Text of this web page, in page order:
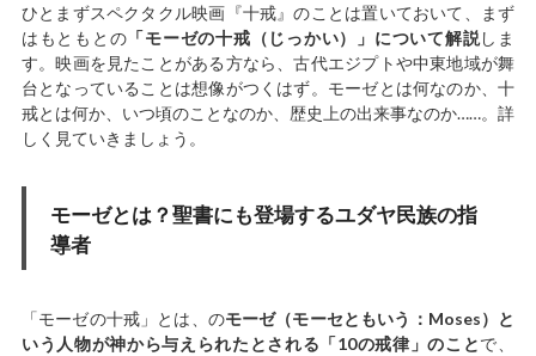
ひとまずスペクタクル映画『十戒』のことは置いておいて、まず
はもともとの 「モーゼの十戒（じっかい）」について解説しま
す。映画を見たことがある方なら、古代エジプトや中東地域が舞
台となっていることは想像がつくはず。モーゼとは何なのか、十
戒とは何か、いつ頃のことなのか、歴史上の出来事なのか……。詳
しく見ていきましょう。
モーゼとは？聖書にも登場するユダヤ民族の指
導者
「モーゼの十戒」とは、のモーゼ（モーセともいう：Moses）と
いう人物が神から与えられたとされる「10の戒律」のことで、